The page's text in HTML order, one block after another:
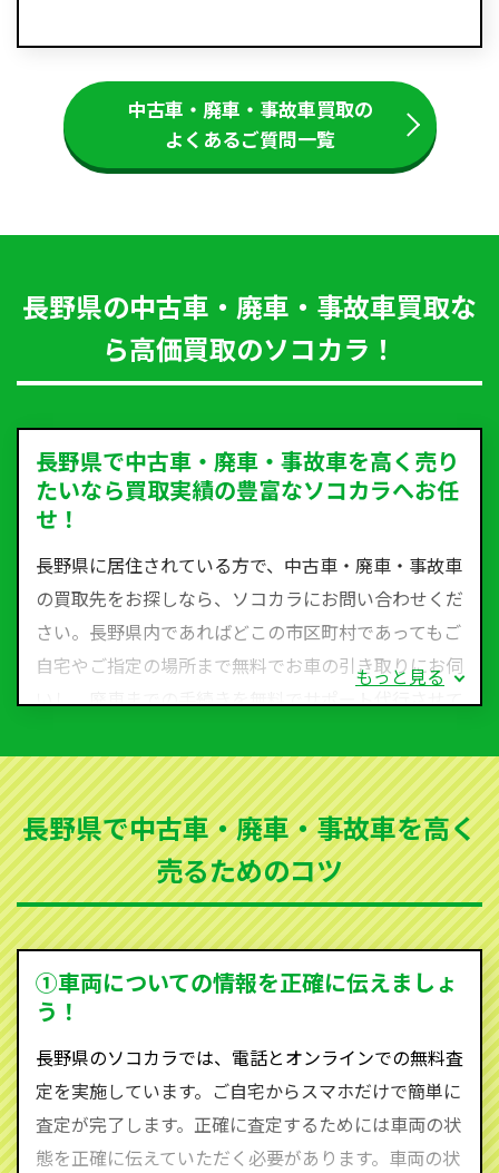
中古車・廃車・事故車買取の
よくあるご質問一覧
長野県の中古車・廃車・事故車買取な
ら高価買取のソコカラ！
長野県で中古車・廃車・事故車を高く売り
たいなら買取実績の豊富なソコカラへお任
せ！
長野県に居住されている方で、中古車・廃車・事故車
の買取先をお探しなら、ソコカラにお問い合わせくだ
さい。長野県内であればどこの市区町村であってもご
自宅やご指定の場所まで無料でお車の引き取りにお伺
いし、廃車までの手続きを無料でサポート代行させて
など動かない車、水害車、不動車、乗らなくなってし
まった車、車検が切れて動かすことができない車でも
買取可能です。
ソコカラは世界１１０か国に独自の販売ネットワーク
を持ち、国内に自社物流網、自社ヤードをもっている
ため、中間マージンがかかりません。だから高価買取
を実現し、お客様に利益を還元することができるので
す。
590-870）までお問い合わせ下さい。
査定・ご相談・見積もりはすべて無料で行います。安
心してお問い合わせください。
もっと見る
長野県で中古車・廃車・事故車を高く
売るためのコツ
①車両についての情報を正確に伝えましょ
う！
長野県のソコカラでは、電話とオンラインでの無料査
定を実施しています。ご自宅からスマホだけで簡単に
査定が完了します。正確に査定するためには車両の状
態を正確に伝えていただく必要があります。車両の状